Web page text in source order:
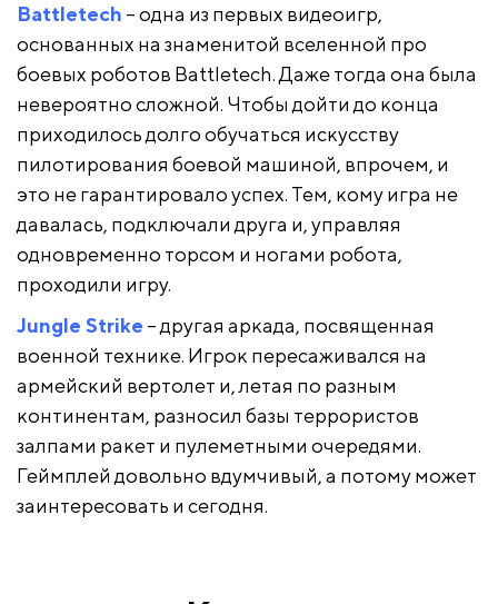
Battletech – одна из первых видеоигр,
основанных на знаменитой вселенной про
боевых роботов Battletech. Даже тогда она была
невероятно сложной. Чтобы дойти до конца
приходилось долго обучаться искусству
пилотирования боевой машиной, впрочем, и
это не гарантировало успех. Тем, кому игра не
давалась, подключали друга и, управляя
одновременно торсом и ногами робота,
проходили игру.
Jungle Strike – другая аркада, посвященная
военной технике. Игрок пересаживался на
армейский вертолет и, летая по разным
континентам, разносил базы террористов
залпами ракет и пулеметными очередями.
Геймплей довольно вдумчивый, а потому может
заинтересовать и сегодня.